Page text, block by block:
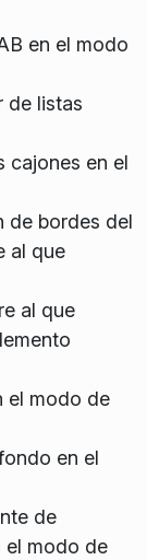
en el modo
de listas
cajones en el
de bordes del
al que
al que
el modo de
en el
de
el modo de